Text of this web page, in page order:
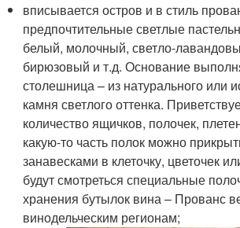
вписывается остров и в стиль
предпочтительные светлые
белый, молочный, светло-
бирюзовый и т.д. Основание
столешница – из натурального или
камня светлого оттенка.
количество ящичков, полочек,
какую-то часть полок можно
занавесками в клеточку, цветочек
будут смотреться специальные
хранения бутылок вина – Прованс
винодельческим регионам;